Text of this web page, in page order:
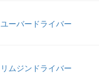
ユーバードライバー
リムジンドライバー